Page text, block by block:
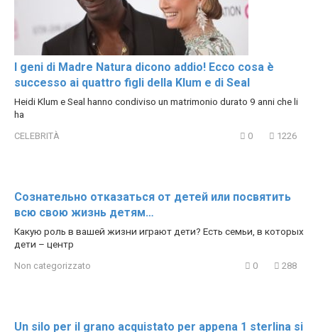
I geni di Madre Natura dicono addio! Ecco cosa è
successo ai quattro figli della Klum e di Seal
Heidi Klum e Seal hanno condiviso un matrimonio durato 9 anni che li
ha
CELEBRITÀ 0 1226
Сознательно отказаться от детей или посвятить
всю свою жизнь детям…
Какую роль в вашей жизни играют дети? Есть семьи, в которых
дети – центр
Non categorizzato 0 288
Un silo per il grano acquistato per appena 1 sterlina si